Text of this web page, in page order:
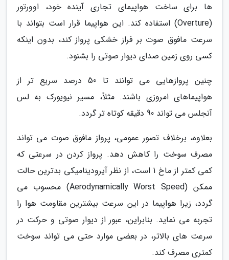
ها برای ساخت هواپیمای تجاری آینده خود، اوورتور
(Overture) استفاده کند. این هواپیما قرار است بتواند با
سرعت مافوق صوت بر فراز خشکی پرواز کند، بدون اینکه
کسی روی زمین صدای دیوار صوتی را بشنود.
چنین پروازهایی می توانند تا 50 درصد سریع تر از
هواپیماهای امروزی باشند. مثلاً، مسیر نیویورک به لس
آنجلس می تواند 90 دقیقه کوتاه تر گردد.
بعلاوه، برخلاف تصور عمومی، پرواز مافوق صوت می تواند
مصرف سوخت را کاهش دهد. پرواز کردن در سرعتی که
کمی کمتر از ماخ 1 است، از نظر آیرودینامیکی بدترین حالت
ممکن (Aerodynamically Worst Speed) محسوب می
گردد، زیرا هواپیما در این سرعت بیشترین مقاومت هوا را
تجربه می نماید. بنابراین، عبور از دیوار صوتی و حرکت در
سرعت های بالاتر، در بعضی موارد حتی می تواند سوخت
کمتری مصرف کند.